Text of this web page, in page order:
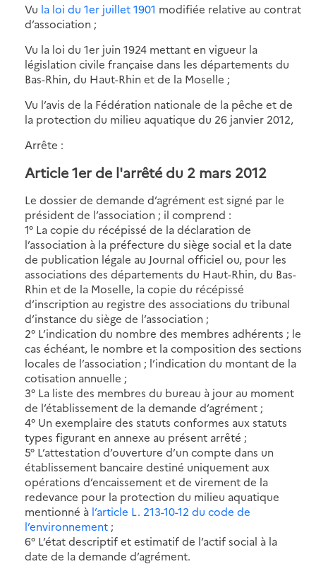
Vu la loi du 1er juillet 1901 modifiée relative au contrat
d’association ;
Vu la loi du 1er juin 1924 mettant en vigueur la
législation civile française dans les départements du
Bas-Rhin, du Haut-Rhin et de la Moselle ;
Vu l’avis de la Fédération nationale de la pêche et de
la protection du milieu aquatique du 26 janvier 2012,
Arrête :
Article 1er de l'arrêté du 2 mars 2012
Le dossier de demande d’agrément est signé par le
président de l’association ; il comprend :
1° La copie du récépissé de la déclaration de
l’association à la préfecture du siège social et la date
de publication légale au Journal officiel ou, pour les
associations des départements du Haut-Rhin, du Bas-
Rhin et de la Moselle, la copie du récépissé
d’inscription au registre des associations du tribunal
d’instance du siège de l’association ;
2° L’indication du nombre des membres adhérents ; le
cas échéant, le nombre et la composition des sections
locales de l’association ; l’indication du montant de la
cotisation annuelle ;
3° La liste des membres du bureau à jour au moment
de l’établissement de la demande d’agrément ;
4° Un exemplaire des statuts conformes aux statuts
types figurant en annexe au présent arrêté ;
5° L’attestation d’ouverture d’un compte dans un
établissement bancaire destiné uniquement aux
opérations d’encaissement et de virement de la
redevance pour la protection du milieu aquatique
mentionné à l’article L. 213-10-12 du code de
l’environnement ;
6° L’état descriptif et estimatif de l’actif social à la
date de la demande d’agrément.